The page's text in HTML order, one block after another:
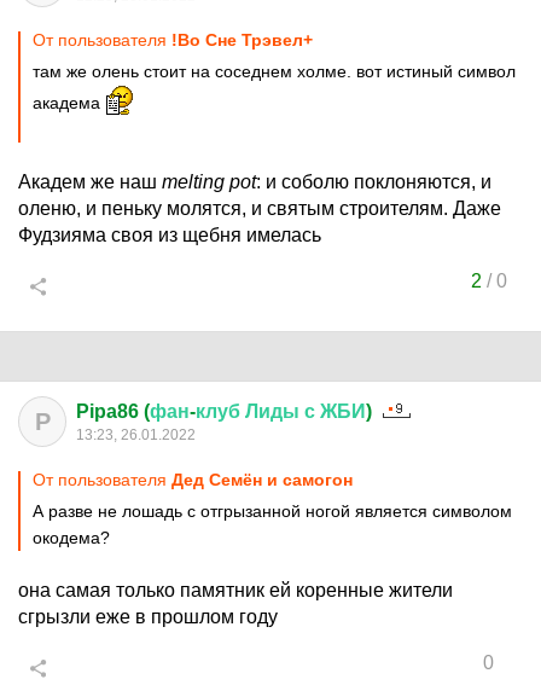
От пользователя !Во Сне Трэвел+
там же олень стоит на соседнем холме. вот истиный символ
академа
Академ же наш melting pot: и соболю поклоняются, и
оленю, и пеньку молятся, и святым строителям. Даже
Фудзияма своя из щебня имелась
2 /0
P Pipa86 (фан-клуб Лиды с ЖБИ)
13:23, 26.01.2022
От пользователя Дед Семён и самогон
А разве не лошадь с отгрызанной ногой является символом
окодема?
она самая только памятник ей коренные жители
сгрызли еже в прошлом году
0